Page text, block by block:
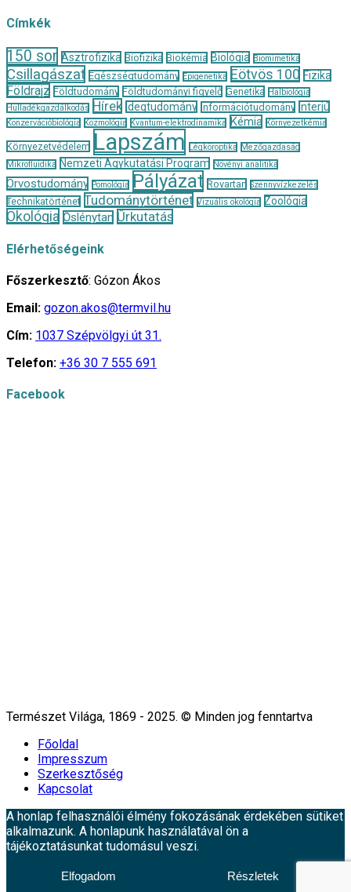
Címkék
150 sor Asztrofizika Biofizika Biokémia Biológia Biomimetika
Csillagászat Egészségtudomány Epigenetika Eötvös 100 Fizika
Földrajz Földtudomány Földtudományi figyelő Genetika
Halbiológia
Hulladékgazdálkodás
Hírek Idegtudomány Információtudomány Interjú
Konzervációbiológia Kozmológia Kvantum-elektrodinamika Kémia Környezetkémia
Környezetvédelem Lapszám Légköroptika
Mezőgazdaság
Mikrofluidika
Nemzeti Agykutatási Program Növényi analitika
Orvostudomány Pomológia Pályázat Rovartan Szennyvízkezelés
Technikatörténet Tudománytörténet Vizuális ökológia Zoológia
Ökológia Őslénytan Űrkutatás
Elérhetőségeink
Főszerkesztő: Gózon Ákos
Email: gozon.akos@termvil.hu
Cím: 1037 Szépvölgyi út 31.
Telefon: +36 30 7 555 691
Facebook
Természet Világa, 1869 - 2025. © Minden jog fenntartva
Főoldal
Impresszum
Szerkesztőség
Kapcsolat
A honlap felhasználói élmény fokozásának érdekében sütiket
alkalmazunk. A honlapunk használatával ön a
tájékoztatásunkat tudomásul veszi.
Elfogadom Részletek